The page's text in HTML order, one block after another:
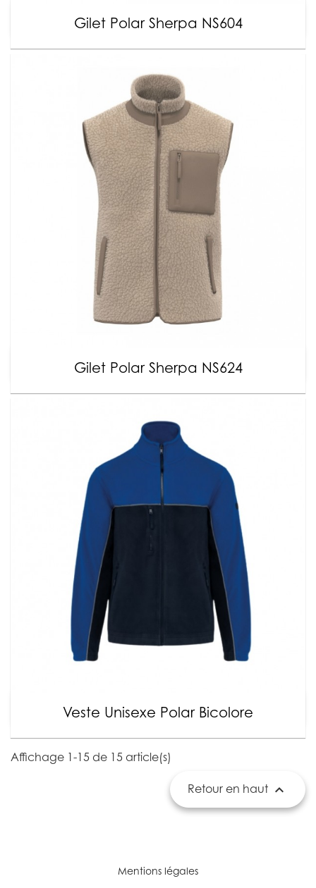
Gilet Polar Sherpa NS604
Gilet Polar Sherpa NS624
Veste Unisexe Polar Bicolore
Affichage 1-15 de 15 article(s)
Retour en haut 
Mentions légales